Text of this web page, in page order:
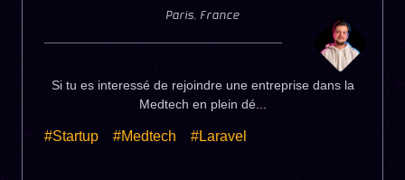
Paris, France
Si tu es interessé de rejoindre une entreprise dans la
Medtech en plein dé...
#Startup #Medtech #Laravel